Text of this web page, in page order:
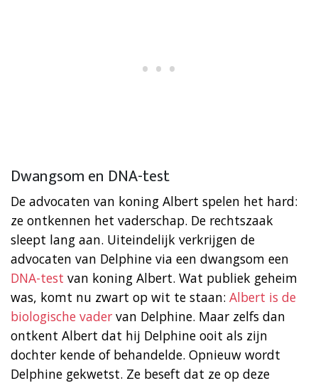
Dwangsom en DNA-test
De advocaten van koning Albert spelen het hard:
ze ontkennen het vaderschap. De rechtszaak
sleept lang aan. Uiteindelijk verkrijgen de
advocaten van Delphine via een dwangsom een
DNA-test van koning Albert. Wat publiek geheim
was, komt nu zwart op wit te staan: Albert is de
biologische vader van Delphine. Maar zelfs dan
ontkent Albert dat hij Delphine ooit als zijn
dochter kende of behandelde. Opnieuw wordt
Delphine gekwetst. Ze beseft dat ze op deze